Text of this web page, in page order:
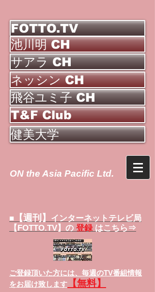
FOTTO.TV
池川明 CH
サアラ CH
ネッシン CH
飛谷ユミ子 CH
T&F Club
健美大学
ON the Asia Pacific Ltd.
■ 【週刊】
インターネットテレビ局
【FOTTO.TV】の 登録 はこちら⇒
ご登録頂いた方には、 毎週のTV番組情報
をお届け致します
【無料】